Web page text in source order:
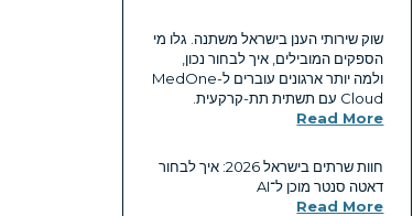
שוק שירותי הענן בישראל משתנה. גלו מי
הספקים המובילים, איך לבחור נכון,
ולמה יותר ארגונים עוברים ל-MedOne
Cloud עם תשתית תת-קרקעית.
Read More
חוות שרתים בישראל 2026: איך לבחור
דאטה סנטר מוכן ל־AI
Read More